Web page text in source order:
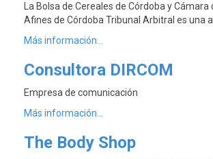
La Bolsa de Cereales de Córdoba y Cámara
Afines de Córdoba Tribunal Arbitral es una
Más información...
Consultora DIRCOM
Empresa de comunicación
Más información...
The Body Shop